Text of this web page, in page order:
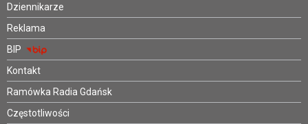
Dziennikarze
Reklama
BIP
Kontakt
Ramówka Radia Gdańsk
Częstotliwości